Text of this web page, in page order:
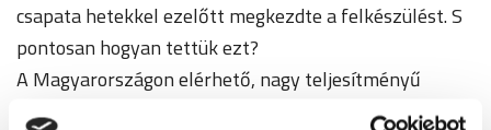
csapata hetekkel ezelőtt megkezdte a felkészülést. S
pontosan hogyan tettük ezt?
A Magyarországon elérhető, nagy teljesítményű
szerverek közé sorolt, AMD platformon működő, új